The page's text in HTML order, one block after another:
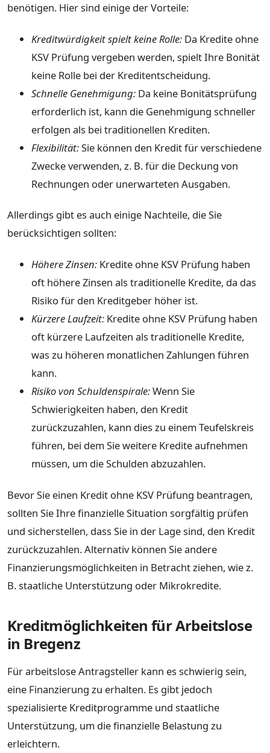
benötigen. Hier sind einige der Vorteile:
Kreditwürdigkeit spielt keine Rolle: Da Kredite ohne
KSV Prüfung vergeben werden, spielt Ihre Bonität
keine Rolle bei der Kreditentscheidung.
Schnelle Genehmigung: Da keine Bonitätsprüfung
erforderlich ist, kann die Genehmigung schneller
erfolgen als bei traditionellen Krediten.
Flexibilität:Sie können den Kredit für verschiedene
Zwecke verwenden, z. B. für die Deckung von
Rechnungen oder unerwarteten Ausgaben.
Allerdings gibt es auch einige Nachteile, die Sie
berücksichtigen sollten:
Höhere Zinsen: Kredite ohne KSV Prüfung haben
oft höhere Zinsen als traditionelle Kredite, da das
Risiko für den Kreditgeber höher ist.
Kürzere Laufzeit: Kredite ohne KSV Prüfung haben
oft kürzere Laufzeiten als traditionelle Kredite,
was zu höheren monatlichen Zahlungen führen
kann.
Risiko von Schuldenspirale:Wenn Sie
Schwierigkeiten haben, den Kredit
zurückzuzahlen, kann dies zu einem Teufelskreis
führen, bei dem Sie weitere Kredite aufnehmen
müssen, um die Schulden abzuzahlen.
Bevor Sie einen Kredit ohne KSV Prüfung beantragen,
sollten Sie Ihre finanzielle Situation sorgfältig prüfen
und sicherstellen, dass Sie in der Lage sind, den Kredit
zurückzuzahlen. Alternativ können Sie andere
Finanzierungsmöglichkeiten in Betracht ziehen, wie z.
B. staatliche Unterstützung oder Mikrokredite.
Kreditmöglichkeiten für Arbeitslose
in Bregenz
Für arbeitslose Antragsteller kann es schwierig sein,
eine Finanzierung zu erhalten. Es gibt jedoch
spezialisierte Kreditprogramme und staatliche
Unterstützung, um die finanzielle Belastung zu
erleichtern.